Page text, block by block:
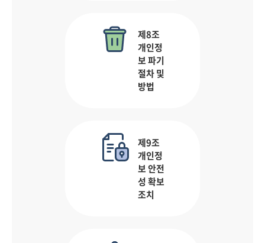
제8조
개인정
보 파기
절차 및
방법
제9조
개인정
보 안전
성 확보
조치